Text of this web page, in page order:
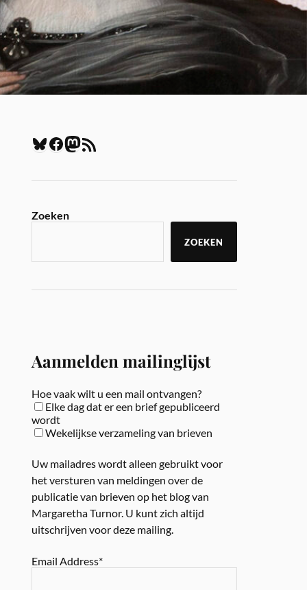
Zoeken
ZOEKEN
Aanmelden mailinglijst
Hoe vaak wilt u een mail ontvangen?
Elke dag dat er een brief gepubliceerd
wordt
Wekelijkse verzameling van brieven
Uw mailadres wordt alleen gebruikt voor
het versturen van meldingen over de
publicatie van brieven op het blog van
Margaretha Turnor. U kunt zich altijd
uitschrijven voor deze mailing.
Email Address*